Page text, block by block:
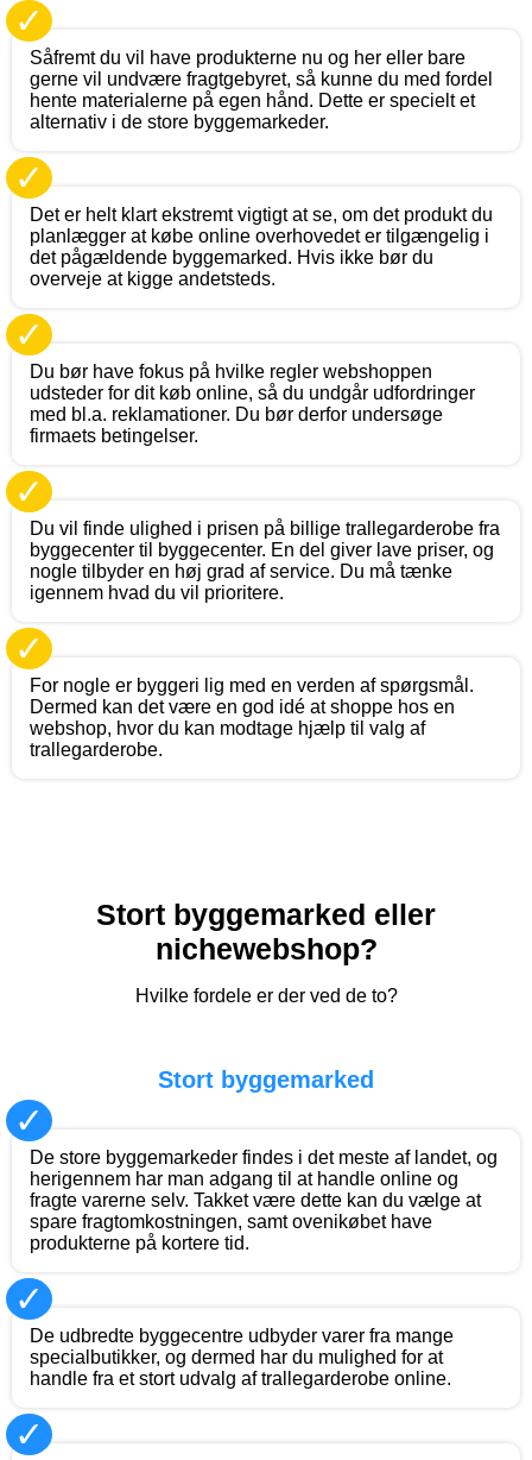
✓
Såfremt du vil have produkterne nu og her eller bare
gerne vil undvære fragtgebyret, så kunne du med fordel
hente materialerne på egen hånd. Dette er specielt et
alternativ i de store byggemarkeder.
✓
Det er helt klart ekstremt vigtigt at se, om det produkt du
planlægger at købe online overhovedet er tilgængelig i
det pågældende byggemarked. Hvis ikke bør du
overveje at kigge andetsteds.
✓
Du bør have fokus på hvilke regler webshoppen
udsteder for dit køb online, så du undgår udfordringer
med bl.a. reklamationer. Du bør derfor undersøge
firmaets betingelser.
✓
Du vil finde ulighed i prisen på billige trallegarderobe fra
byggecenter til byggecenter. En del giver lave priser, og
nogle tilbyder en høj grad af service. Du må tænke
igennem hvad du vil prioritere.
✓
For nogle er byggeri lig med en verden af spørgsmål.
Dermed kan det være en god idé at shoppe hos en
webshop, hvor du kan modtage hjælp til valg af
trallegarderobe.
Stort byggemarked eller
nichewebshop?
Hvilke fordele er der ved de to?
Stort byggemarked
✓
De store byggemarkeder findes i det meste af landet, og
herigennem har man adgang til at handle online og
fragte varerne selv. Takket være dette kan du vælge at
spare fragtomkostningen, samt ovenikøbet have
produkterne på kortere tid.
✓
De udbredte byggecentre udbyder varer fra mange
specialbutikker, og dermed har du mulighed for at
handle fra et stort udvalg af trallegarderobe online.
✓